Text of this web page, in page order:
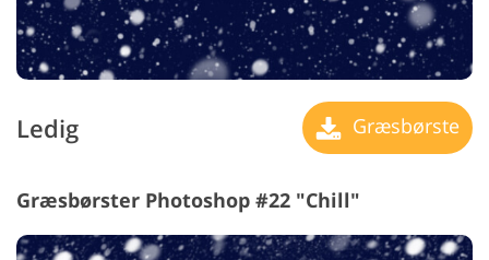
Ledig Græsbørste
Græsbørster Photoshop #22 "Chill"